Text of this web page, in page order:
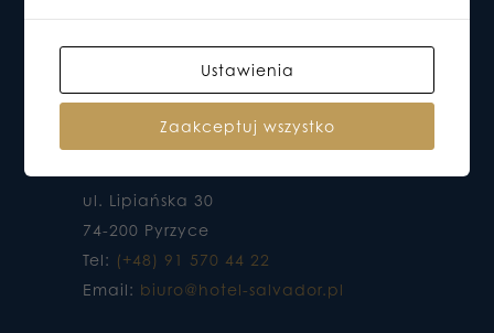
HOTEL DO KTÓREGO CHCESZ WRACAĆ
ul. Lipiańska 30
74-200 Pyrzyce
Tel: (+48) 91 570 44 22
Email: biuro@hotel-salvador.pl
Ustawienia
Zaakceptuj wszystko